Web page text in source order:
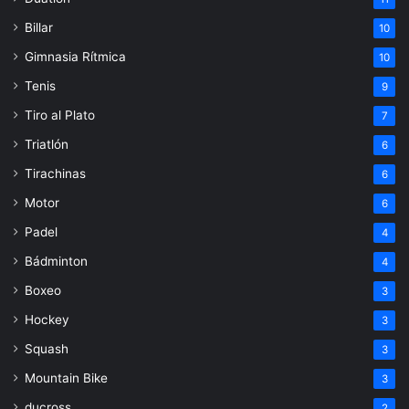
Billar 10
Gimnasia Rítmica 10
Tenis 9
Tiro al Plato 7
Triatlón 6
Tirachinas 6
Motor 6
Padel 4
Bádminton 4
Boxeo 3
Hockey 3
Squash 3
Mountain Bike 3